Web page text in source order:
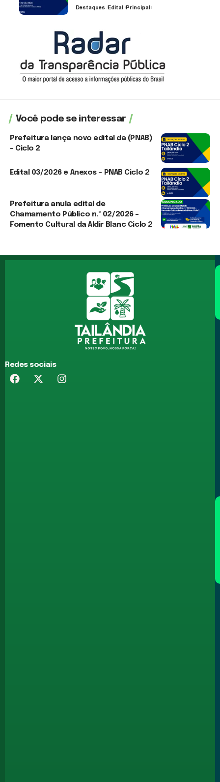
Destaques Edital Principal
Você pode se interessar
Prefeitura lança novo edital da (PNAB)
– Ciclo 2
Edital 03/2026 e Anexos – PNAB Ciclo 2
Prefeitura anula edital de
Chamamento Público n.º 02/2026 –
Fomento Cultural da Aldir Blanc Ciclo 2
Redes sociais